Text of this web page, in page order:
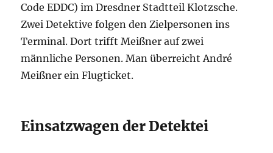
Code EDDC) im Dresdner Stadtteil Klotzsche.
Zwei Detektive folgen den Zielpersonen ins
Terminal. Dort trifft Meißner auf zwei
männliche Personen. Man überreicht André
Meißner ein Flugticket.
Einsatzwagen der Detektei